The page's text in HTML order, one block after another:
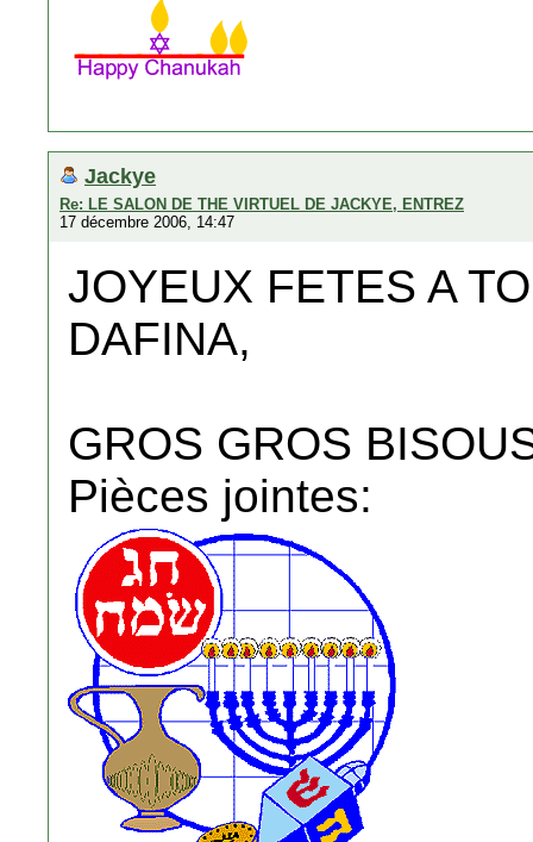
Jackye
Re: LE SALON DE THE VIRTUEL DE JACKYE, ENTREZ
17 décembre 2006, 14:47
JOYEUX FETES A
DAFINA,
GROS GROS
Pièces jointes: